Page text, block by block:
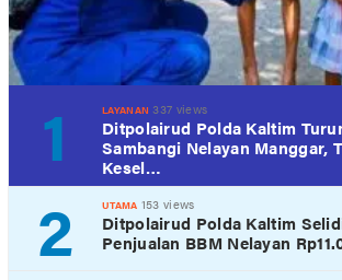
1 LAYANAN 337 views
Ditpolairud Polda Kaltim
Sambangi Nelayan Manggar,
Kesel…
2 UTAMA 153 views
Ditpolairud Polda Kaltim
Penjualan BBM Nelayan